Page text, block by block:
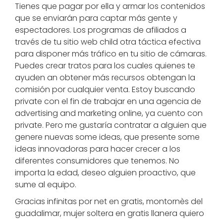
Tienes que pagar por ella y armar los contenidos
que se enviarán para captar más gente y
espectadores. Los programas de afiliados a
través de tu sitio web child otra táctica efectiva
para disponer más tráfico en tu sitio de cámaras.
Puedes crear tratos para los cuales quienes te
ayuden an obtener más recursos obtengan la
comisión por cualquier venta. Estoy buscando
private con el fin de trabajar en una agencia de
advertising and marketing online, ya cuento con
private. Pero me gustaría contratar a alguien que
genere nuevas some ideas, que presente some
ideas innovadoras para hacer crecer a los
diferentes consumidores que tenemos. No
importa la edad, deseo alguien proactivo, que
sume al equipo.
Gracias infinitas por net en gratis, montornès del
guadalimar, mujer soltera en gratis llanera quiero